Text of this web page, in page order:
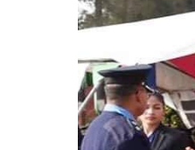
पत्रपत्रिका